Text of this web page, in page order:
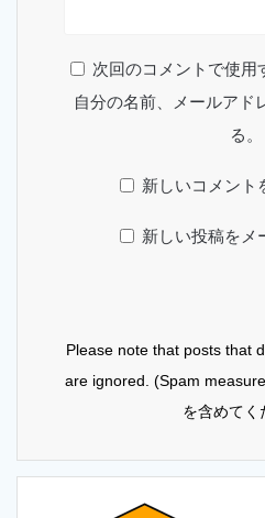
次回のコメントで使用
自分の名前、メールアド
る。
新しいコメント
新しい投稿をメ
Please note that posts that
are ignored. (Spam
を含めてく